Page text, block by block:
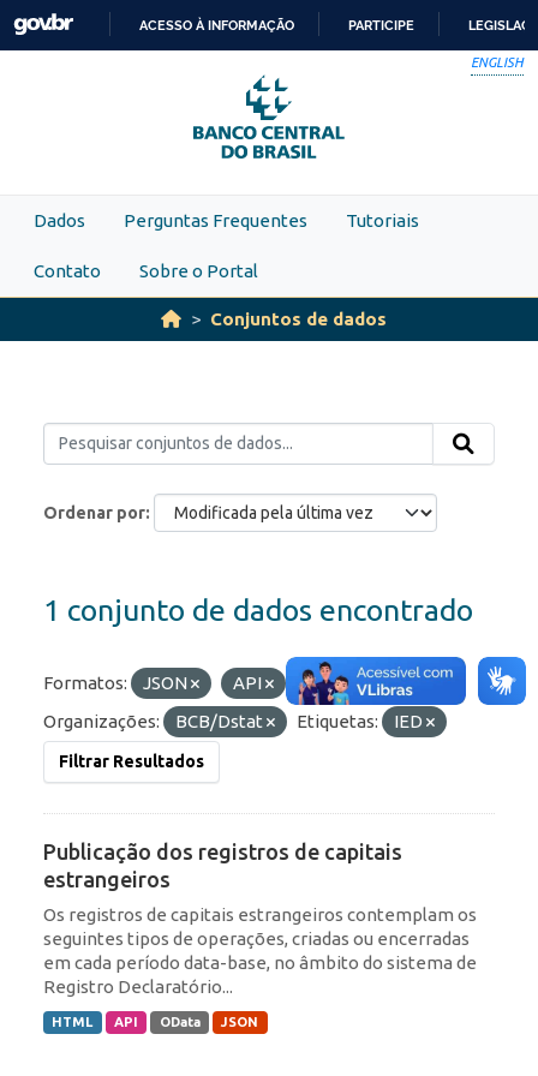
Skip to main content
PARA
O
CONTEÚDO
ACESSO À INFORMAÇÃO PARTICIPE
ENGLISH
Dados Perguntas Frequentes Tutoriais
Contato Sobre o Portal
Conjuntos de dados
Ordenar por
1 conjunto de dados encontrado
Formatos: JSON API
HTML
Organizações:
BCB/Dstat Etiquetas: IED
Filtrar Resultados
Publicação dos registros de capitais
estrangeiros
Os registros de capitais estrangeiros contemplam os
seguintes tipos de operações, criadas ou encerradas
em cada período data-base, no âmbito do sistema de
Registro Declaratório...
HTML API OData JSON